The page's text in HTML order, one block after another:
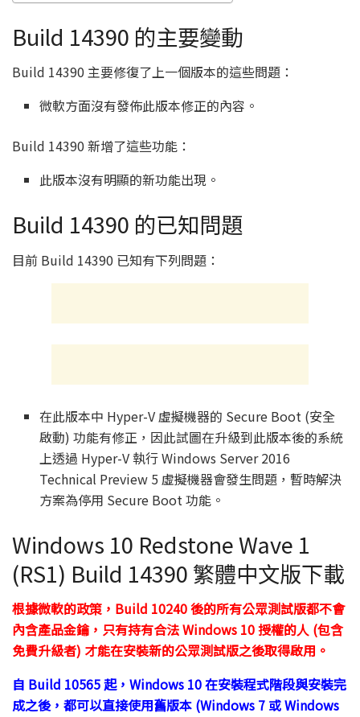
Build 14390 的主要變動
Build 14390 主要修復了上一個版本的這些問題：
微軟方面沒有發佈此版本修正的內容。
Build 14390 新增了這些功能：
此版本沒有明顯的新功能出現。
Build 14390 的已知問題
目前 Build 14390 已知有下列問題：
在此版本中 Hyper-V 虛擬機器的 Secure Boot (安全
啟動) 功能有修正，因此試圖在升級到此版本後的系統
上透過 Hyper-V 執行 Windows Server 2016
Technical Preview 5 虛擬機器會發生問題，暫時解決
方案為停用 Secure Boot 功能。
Windows 10 Redstone Wave 1
(RS1) Build 14390 繁體中文版下載
根據微軟的政策，Build 10240 後的所有公眾測試版都不會
內含產品金鑰，只有持有合法 Windows 10 授權的人 (包含
免費升級者) 才能在安裝新的公眾測試版之後取得啟用。
自 Build 10565 起，Windows 10 在安裝程式階段與安裝完
成之後，都可以直接使用舊版本 (Windows 7 或 Windows